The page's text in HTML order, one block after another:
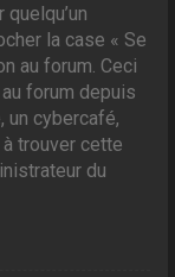
la case « Se
au forum. Ceci
forum depuis
un cybercafé,
trouver cette
du